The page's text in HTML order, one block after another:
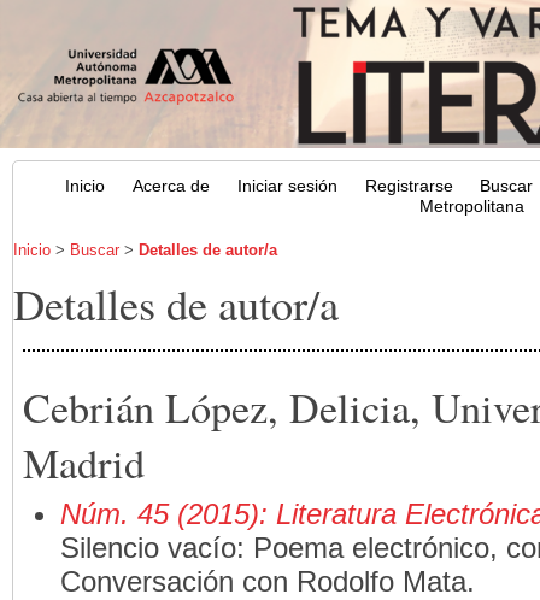
Inicio Acerca de Iniciar sesión Registrarse
Buscar
Metropolitana
Inicio> Buscar> Detalles de autor/a
Detalles de autor/a
Cebrián López, Delicia,
Madrid
Núm. 45 (2015): Literatura
Silencio vacío: Poema electrónico,
Conversación con Rodolfo Mata.